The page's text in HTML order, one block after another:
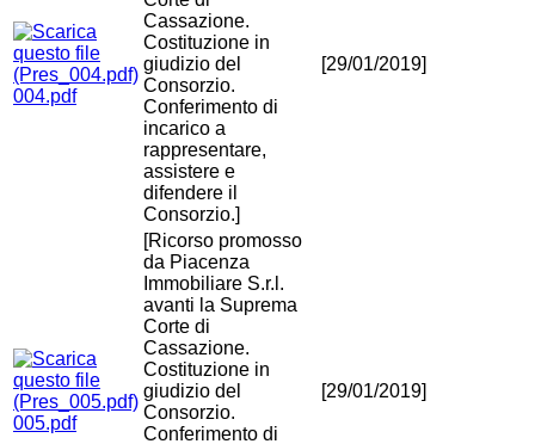
004.pdf
Cassazione.
Costituzione in
giudizio del
Consorzio.
Conferimento di
incarico a
rappresentare,
assistere e
difendere il
Consorzio.]
[29/01/2019]
005.pdf
[Ricorso promosso
da Piacenza
Immobiliare S.r.l.
avanti la Suprema
Corte di
Cassazione.
Costituzione in
giudizio del
Consorzio.
Conferimento di
[29/01/2019]